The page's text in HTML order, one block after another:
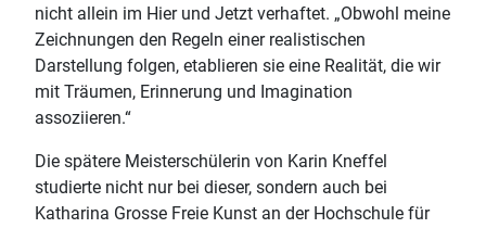
nicht allein im Hier und Jetzt verhaftet. „Obwohl meine
Zeichnungen den Regeln einer realistischen
Darstellung folgen, etablieren sie eine Realität, die wir
mit Träumen, Erinnerung und Imagination
assoziieren.“
Die spätere Meisterschülerin von Karin Kneffel
studierte nicht nur bei dieser, sondern auch bei
Katharina Grosse Freie Kunst an der Hochschule für